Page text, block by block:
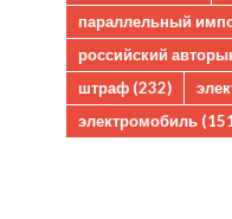
параллельный
российский
штраф (232)
электромобиль